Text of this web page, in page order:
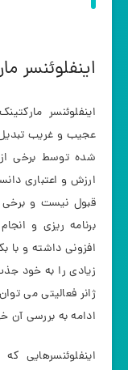
اینفلوئنسر
اینفلوئنسر
عجیب و غریب
شده توسط برخی از
ارزش و اعتباری
قبول نیست و برخی
برنامه ریزی و
افزونی داشته و با
زیادی را به خود
ژانر فعالیتی می
ادامه به بررسی آن
اینفلوئنسرهایی